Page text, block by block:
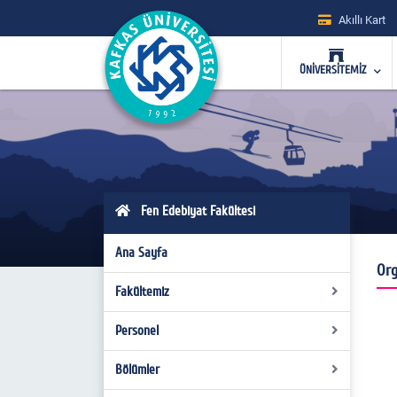
Akıllı Kart
ÜNİVERSİTEMİZ
Fen Edebiyat Fakültesi
Ana Sayfa
Fakültemiz
Tarihçe
Misyon ve Vizyon
Personel
Akademik Personel
Bölümler